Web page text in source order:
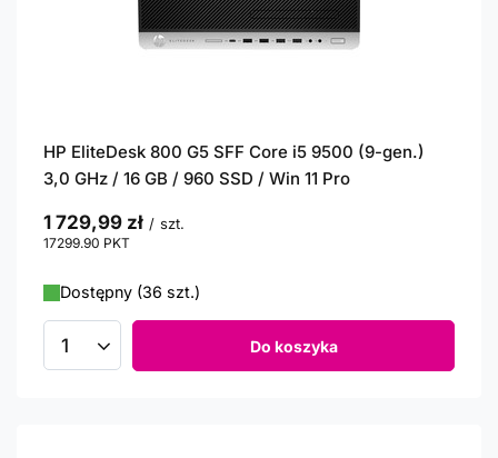
HP EliteDesk 800 G5 SFF Core i5 9500 (9-gen.)
3,0 GHz / 16 GB / 960 SSD / Win 11 Pro
1 729,99 zł / szt.
17299.90 PKT
Dostępny (36 szt.)
Ilość produktów Do koszyka